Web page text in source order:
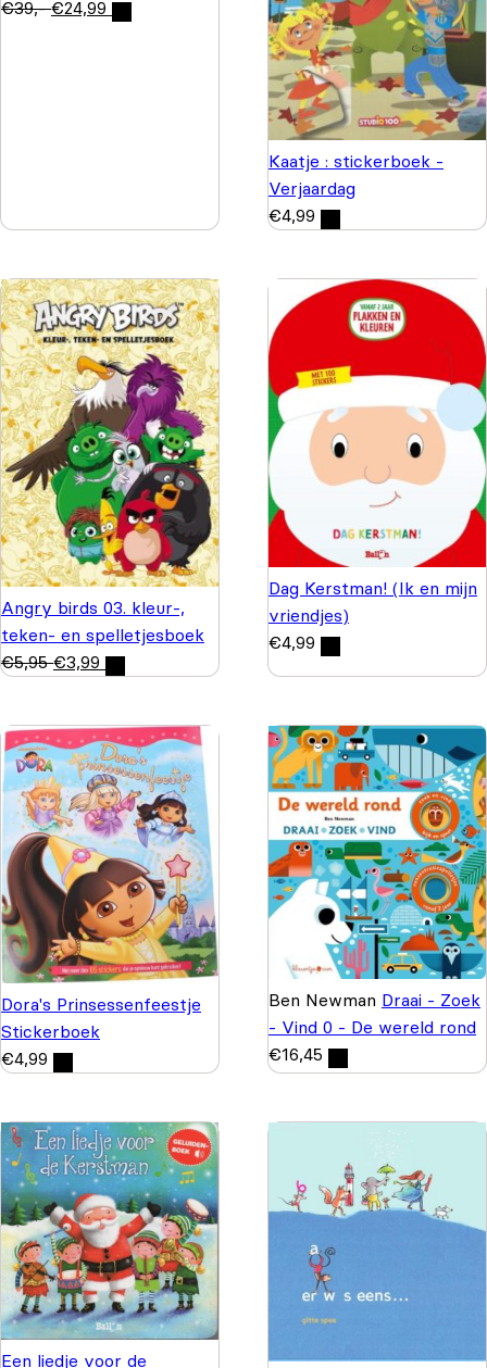
€39,- €24,99
Kaatje : stickerboek -
Verjaardag
€4,99
Angry birds 03. kleur-,
teken- en spelletjesboek
€5,95 €3,99
Dag Kerstman! (Ik en mijn
vriendjes)
€4,99
Dora's Prinsessenfeestje
Stickerboek
€4,99
Ben Newman Draai - Zoek
- Vind 0 - De wereld rond
€16,45
Een liedje voor de